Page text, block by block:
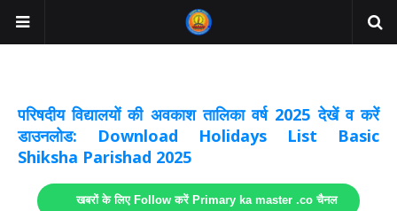
परिषदीय विद्यालयों की अवकाश तालिका वर्ष 2025 देखें व करें
डाउनलोड: Download Holidays List Basic
Shiksha Parishad 2025
खबरों के लिए Follow करें Primary ka master .co चैनल